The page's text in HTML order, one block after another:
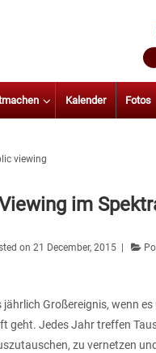
Kalender Fotos
viewing
im
on21 December, 2015
jährlich Großereignis, wenn
geht. Jedes Jahr treffen
zu vernetzen